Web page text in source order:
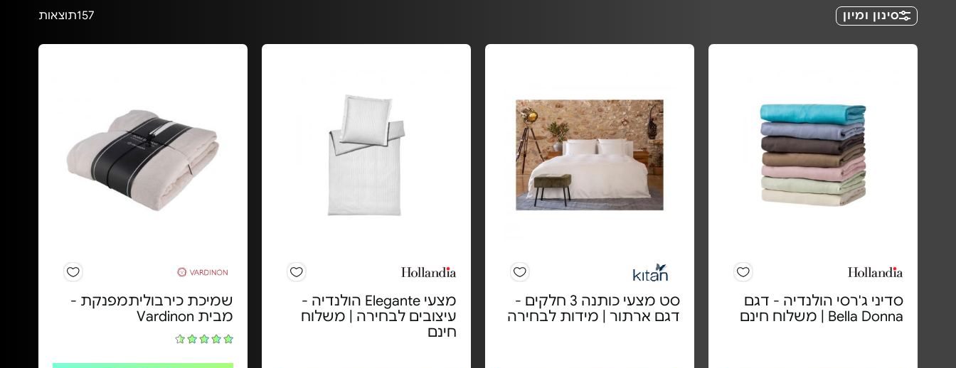
סינון ומיון 157תוצאות
סדיני ג'רסי הולנדיה - דגם
Bella Donna | משלוח חינם
סט מצעי כותנה 3 חלקים -
דגם ארתור | מידות לבחירה
מצעי Elegante הולנדיה -
עיצובים לבחירה | משלוח
חינם
שמיכת כירבוליתמפנקת -
מבית Vardinon